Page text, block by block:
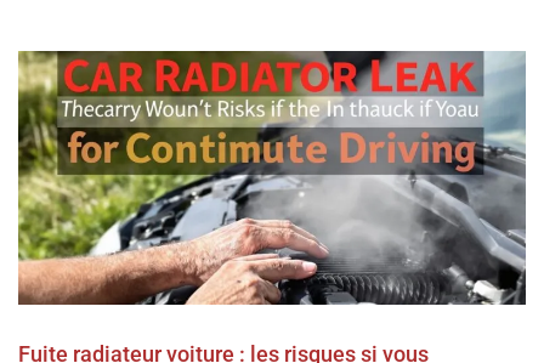
Fuite radiateur voiture : les risques si vous